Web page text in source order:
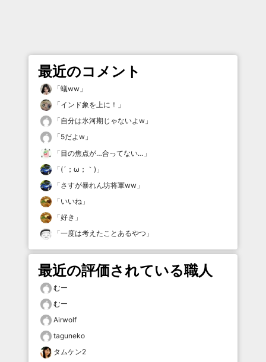
最近のコメント
「蟻ww 」
「インド象を上に！ 」
「自分は氷河期じゃないよw 」
「5だよw 」
「目の焦点が…合ってない… 」
「(´；ω；｀) 」
「さすが暴れん坊将軍ww 」
「いいね 」
「好き 」
「一度は考えたことあるやつ 」
最近の評価されている職人
むー
むー
Airwolf
taguneko
タムケン2